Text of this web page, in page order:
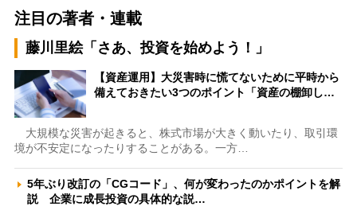
注目の著者・連載
藤川里絵「さあ、投資を始めよう！」
【資産運用】大災害時に慌てないために平時から
備えておきたい3つのポイント「資産の棚卸し…
大規模な災害が起きると、株式市場が大きく動いたり、取引環
境が不安定になったりすることがある。一方…
5年ぶり改訂の「CGコード」、何が変わったのかポイントを解
説 企業に成長投資の具体的な説…